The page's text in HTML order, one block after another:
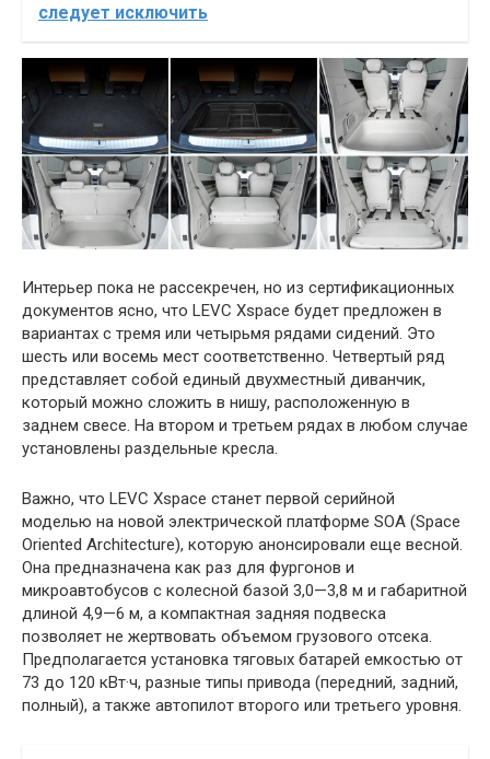
следует исключить
Интерьер пока не рассекречен, но из сертификационных
документов ясно, что LEVC Xspace будет предложен в
вариантах с тремя или четырьмя рядами сидений. Это
шесть или восемь мест соответственно. Четвертый ряд
представляет собой единый двухместный диванчик,
который можно сложить в нишу, расположенную в
заднем свесе. На втором и третьем рядах в любом случае
установлены раздельные кресла.
Важно, что LEVC Xspace станет первой серийной
моделью на новой электрической платформе SOA (Space
Oriented Architecture), которую анонсировали еще весной.
Она предназначена как раз для фургонов и
микроавтобусов с колесной базой 3,0—3,8 м и габаритной
длиной 4,9—6 м, а компактная задняя подвеска
позволяет не жертвовать объемом грузового отсека.
Предполагается установка тяговых батарей емкостью от
73 до 120 кВт·ч, разные типы привода (передний, задний,
полный), а также автопилот второго или третьего уровня.